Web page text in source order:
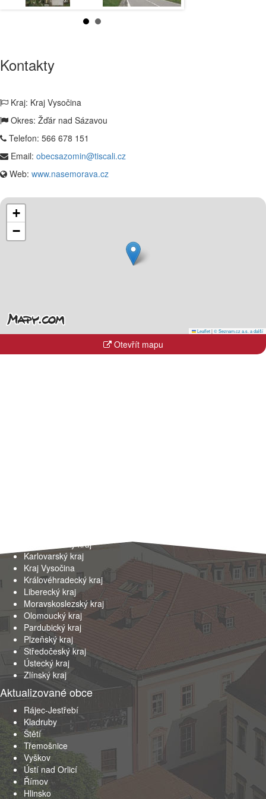
Kontakty
Kraj: Kraj Vysočina
Okres: Žďár nad Sázavou
Telefon: 566 678 151
Email: obecsazomin@tiscali.cz
Web: www.nasemorava.cz
+
−
Leaflet|© Seznam.cz a.s. a další
Otevřít mapu
Jihomoravský kraj
Karlovarský kraj
Kraj Vysočina
Královéhradecký kraj
Liberecký kraj
Moravskoslezský kraj
Olomoucký kraj
Pardubický kraj
Plzeňský kraj
Středočeský kraj
Ústecký kraj
Zlínský kraj
Aktualizované obce
Rájec-Jestřebí
Kladruby
Štětí
Třemošnice
Vyškov
Ústí nad Orlicí
Římov
Hlinsko